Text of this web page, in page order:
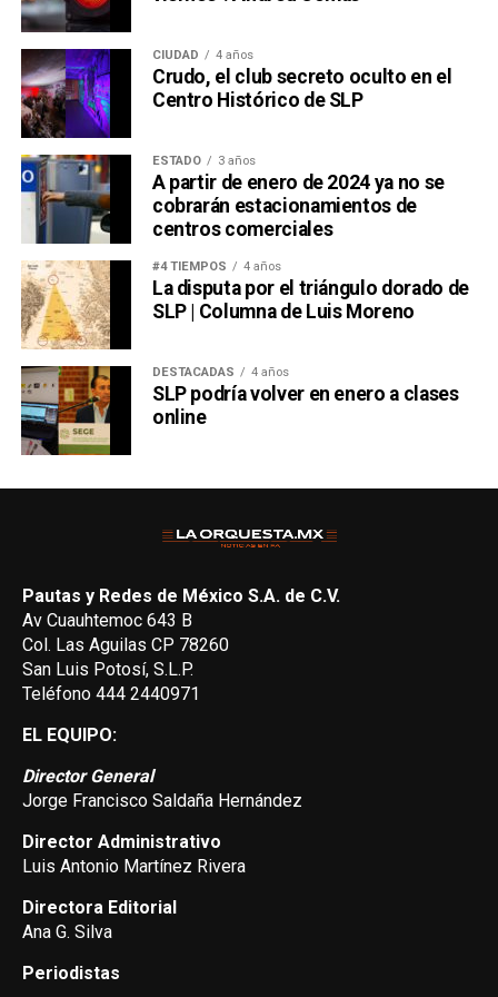
También lee:
El Realito
CIUDAD 4 años
Crudo, el club secreto oculto en el
Centro Histórico de SLP
ESTADO 3 años
A partir de enero de 2024 ya no se
cobrarán estacionamientos de
centros comerciales
#4 TIEMPOS 4 años
La disputa por el triángulo dorado de
SLP | Columna de Luis Moreno
DESTACADAS 4 años
SLP podría volver en enero a clases
online
Pautas y Redes de México S.A. de C.V.
Av Cuauhtemoc 643 B
Col. Las Aguilas CP 78260
San Luis Potosí, S.L.P.
Teléfono 444 2440971
EL EQUIPO:
Director General
Jorge Francisco Saldaña Hernández
Director Administrativo
Luis Antonio Martínez Rivera
Directora Editorial
Ana G. Silva
Periodistas